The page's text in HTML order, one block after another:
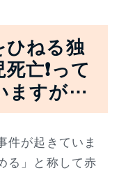
ひねる独
亡❗って
ますが⋯
件が起きていま
る」と称して赤